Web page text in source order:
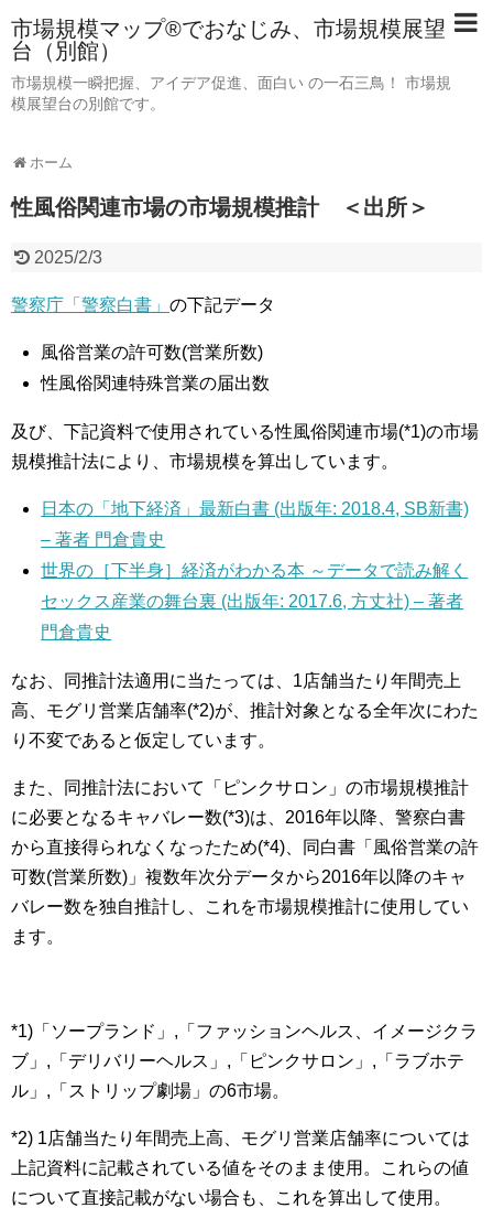
市場規模マップ®でおなじみ、市場規模展望
台（別館）
市場規模一瞬把握、アイデア促進、面白い の一石三鳥！ 市場規
模展望台の別館です。
ホーム
性風俗関連市場の市場規模推計 ＜出所＞
2025/2/3
警察庁「警察白書」 の下記データ
風俗営業の許可数(営業所数)
性風俗関連特殊営業の届出数
及び、下記資料で使用されている性風俗関連市場(*1)の市場
規模推計法により、市場規模を算出しています。
日本の「地下経済」最新白書 (出版年: 2018.4, SB新書)
– 著者 門倉貴史
世界の［下半身］経済がわかる本 ～データで読み解く
セックス産業の舞台裏 (出版年: 2017.6, 方丈社) – 著者
門倉貴史
なお、同推計法適用に当たっては、1店舗当たり年間売上
高、モグリ営業店舗率(*2)が、推計対象となる全年次にわた
り不変であると仮定しています。
また、同推計法において「ピンクサロン」の市場規模推計
に必要となるキャバレー数(*3)は、2016年以降、警察白書
から直接得られなくなったため(*4)、同白書「風俗営業の許
可数(営業所数)」複数年次分データから2016年以降のキャ
バレー数を独自推計し、これを市場規模推計に使用してい
ます。
*1)「ソープランド」,「ファッションヘルス、イメージクラ
ブ」,「デリバリーヘルス」,「 ピンクサロン 」,「 ラブホテ
ル 」,「 ストリップ劇場 」の6市場。
*2) 1店舗当たり年間売上高、モグリ営業店舗率については
上記資料に記載されている値をそのまま使用。これらの値
について直接記載がない場合も、これを算出して使用。